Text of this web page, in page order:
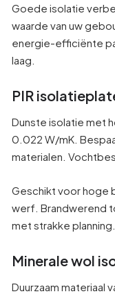
Goede isolatie
waarde van uw
energie-efficiënte
laag.
PIR
Dunste isolatie met
0.022 W/mK.
materialen.
Geschikt voor hoge
werf. Brandwerend
met strakke planning.
Minerale wol
Duurzaam materiaal